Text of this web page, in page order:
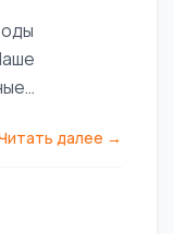
процесс.
далее →